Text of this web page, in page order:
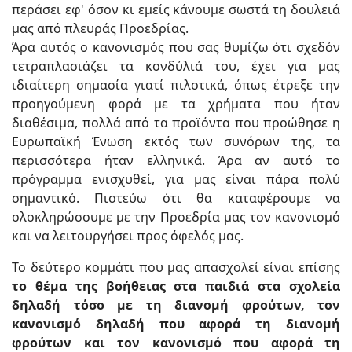
περάσει εφ' όσον κι εμείς κάνουμε σωστά τη δουλειά
μας από πλευράς Προεδρίας.
Άρα αυτός ο κανονισμός που σας θυμίζω ότι σχεδόν
τετραπλασιάζει τα κονδύλιά του, έχει για μας
ιδιαίτερη σημασία γιατί πιλοτικά, όπως έτρεξε την
προηγούμενη φορά με τα χρήματα που ήταν
διαθέσιμα, πολλά από τα προϊόντα που προώθησε η
Ευρωπαϊκή Ένωση εκτός των συνόρων της, τα
περισσότερα ήταν ελληνικά. Άρα αν αυτό το
πρόγραμμα ενισχυθεί, για μας είναι πάρα πολύ
σημαντικό. Πιστεύω ότι θα καταφέρουμε να
ολοκληρώσουμε με την Προεδρία μας τον κανονισμό
και να λειτουργήσει προς όφελός μας.
Το δεύτερο κομμάτι που μας απασχολεί είναι επίσης
το θέμα της βοήθειας στα παιδιά στα σχολεία
δηλαδή τόσο με τη διανομή φρούτων, τον
κανονισμό δηλαδή που αφορά τη διανομή
φρούτων και τον κανονισμό που αφορά τη